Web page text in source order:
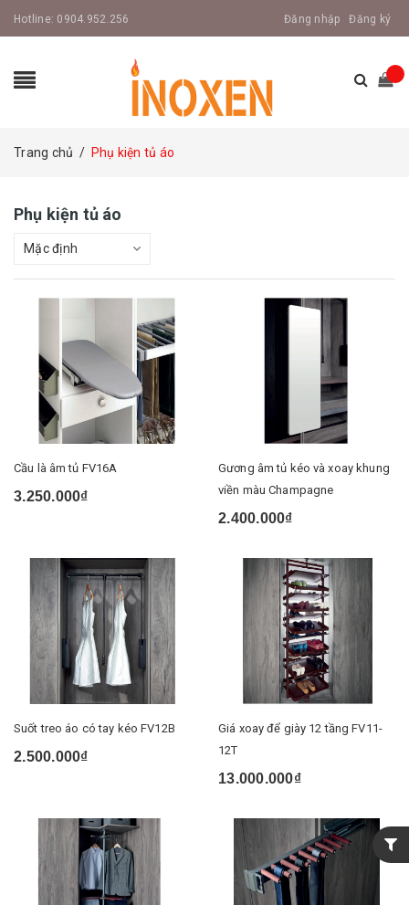
Hotline: 0904.952.256 Đăng nhập Đăng ký
Trang chủ / Phụ kiện tủ áo
Phụ kiện tủ áo
Cầu là âm tủ FV16A
3.250.000₫
Gương âm tủ kéo và xoay khung
viền màu Champagne
2.400.000₫
Suốt treo áo có tay kéo FV12B
2.500.000₫
Giá xoay để giày 12 tầng FV11-
12T
13.000.000₫